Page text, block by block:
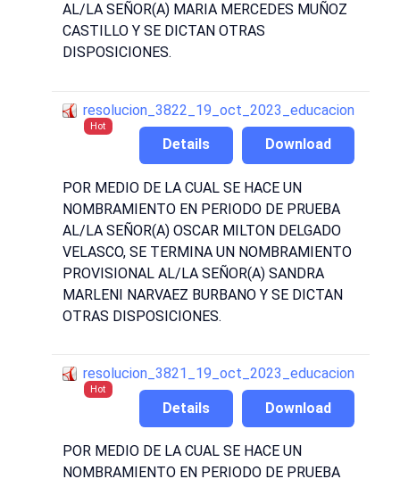
AL/LA SEÑOR(A) MARIA MERCEDES MUÑOZ
CASTILLO Y SE DICTAN OTRAS
DISPOSICIONES.
resolucion_3822_19_oct_2023_educacion
Hot
Download
Details
POR MEDIO DE LA CUAL SE HACE UN
NOMBRAMIENTO EN PERIODO DE PRUEBA
AL/LA SEÑOR(A) OSCAR MILTON DELGADO
VELASCO, SE TERMINA UN NOMBRAMIENTO
PROVISIONAL AL/LA SEÑOR(A) SANDRA
MARLENI NARVAEZ BURBANO Y SE DICTAN
OTRAS DISPOSICIONES.
resolucion_3821_19_oct_2023_educacion
Hot
Download
Details
POR MEDIO DE LA CUAL SE HACE UN
NOMBRAMIENTO EN PERIODO DE PRUEBA